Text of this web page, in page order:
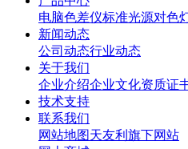
电脑色差仪标准光源对色
新闻动态
公司动态行业动态
关于我们
企业介绍企业文化资质证
技术支持
联系我们
网站地图天友利旗下网站